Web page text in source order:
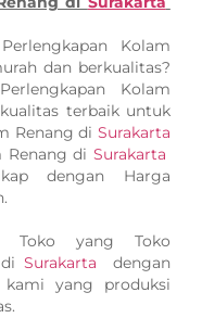
Kolam
dan berkualitas?
Kolam
terbaik untuk
Renang di Surakarta
Renang di Surakarta
dengan Harga
Toko yang Toko
Surakarta dengan
yang produksi